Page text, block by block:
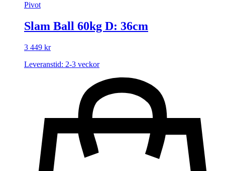
Pivot
Slam Ball 60kg D: 36cm
3 449 kr
Leveranstid: 2-3 veckor